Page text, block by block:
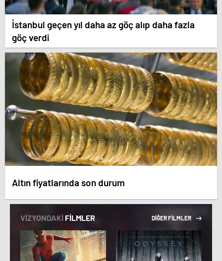
İstanbul geçen yıl daha az göç alıp daha fazla
göç verdi
Altın fiyatlarında son durum
VİZYONDAKİ FİLMLER DİĞER FİLMLER